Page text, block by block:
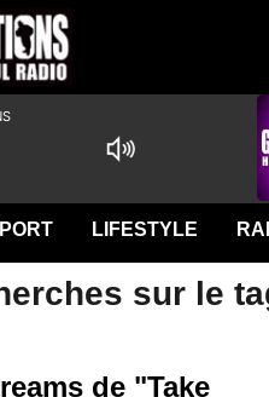
LIFESTYLE
sur le
de "Take